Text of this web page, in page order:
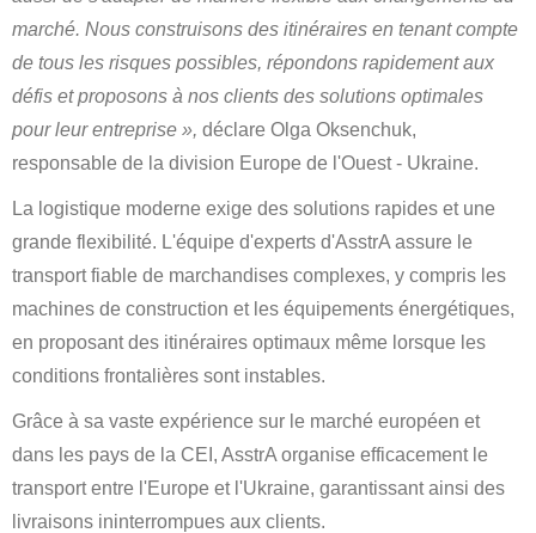
marché. Nous construisons des itinéraires en tenant compte
de tous les risques possibles, répondons rapidement aux
défis et proposons à nos clients des solutions optimales
pour leur entreprise », déclare Olga Oksenchuk,
responsable de la division Europe de l'Ouest - Ukraine.
La logistique moderne exige des solutions rapides et une
grande flexibilité. L'équipe d'experts d'AsstrA assure le
transport fiable de marchandises complexes, y compris les
machines de construction et les équipements énergétiques,
en proposant des itinéraires optimaux même lorsque les
conditions frontalières sont instables.
Grâce à sa vaste expérience sur le marché européen et
dans les pays de la CEI, AsstrA organise efficacement le
transport entre l'Europe et l'Ukraine, garantissant ainsi des
livraisons ininterrompues aux clients.